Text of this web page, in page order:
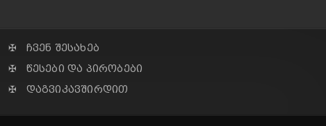
✠ ჩვენ შესახებ
✠ წესები და პირობები
✠ დაგვიკავშირდით